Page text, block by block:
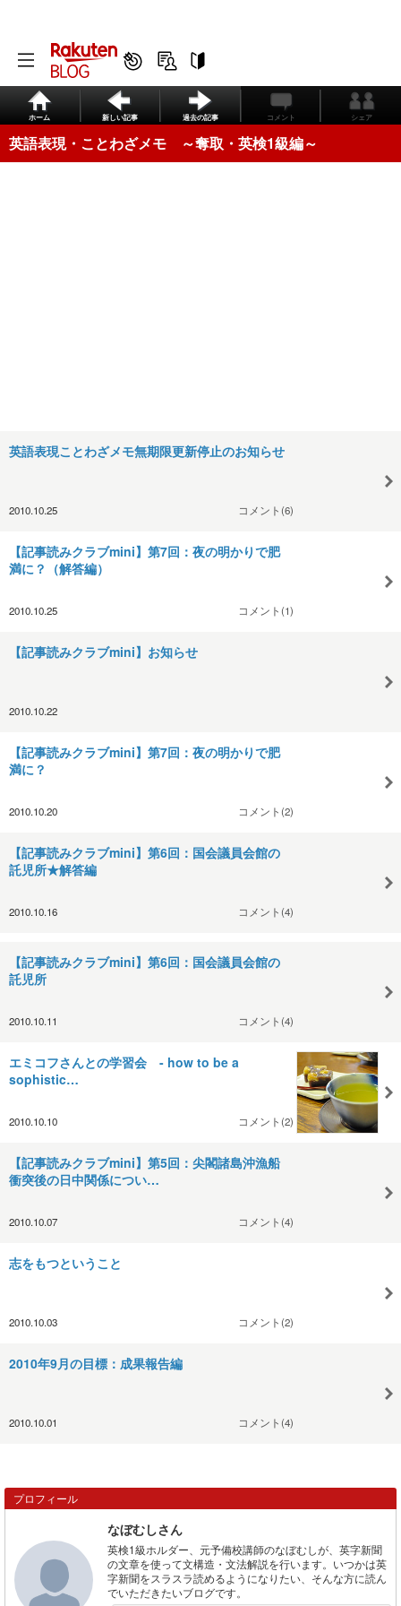
ホーム 新しい記事 過去の記事 コメント シェア
英語表現・ことわざメモ ～奪取・英検1級編～
英語表現ことわざメモ無期限更新停止のお知らせ
2010.10.25 コメント(6)
【記事読みクラブmini】第7回：夜の明かりで肥
満に？（解答編）
2010.10.25 コメント(1)
【記事読みクラブmini】お知らせ
2010.10.22
【記事読みクラブmini】第7回：夜の明かりで肥
満に？
2010.10.20 コメント(2)
【記事読みクラブmini】第6回：国会議員会館の
託児所★解答編
2010.10.16 コメント(4)
【記事読みクラブmini】第6回：国会議員会館の
託児所
2010.10.11 コメント(4)
エミコフさんとの学習会 - how to be a
sophistic…
2010.10.10 コメント(2)
【記事読みクラブmini】第5回：尖閣諸島沖漁船
衝突後の日中関係につい…
2010.10.07 コメント(4)
志をもつということ
2010.10.03 コメント(2)
2010年9月の目標：成果報告編
2010.10.01 コメント(4)
プロフィール
なぼむしさん
英検1級ホルダー、元予備校講師のなぼむしが、英字新聞
の文章を使って文構造・文法解説を行います。いつかは英
字新聞をスラスラ読めるようになりたい、そんな方に読ん
でいただきたいブログです。